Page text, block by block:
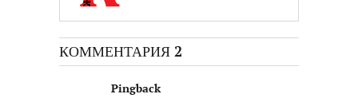
КОММЕНТАРИЯ 2
Pingback